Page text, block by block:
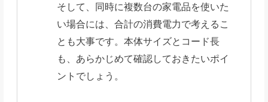
そして、同時に複数台の家電品を使いた
い場合には、合計の消費電力で考えるこ
とも大事です。本体サイズとコード長
も、あらかじめて確認しておきたいポイ
ントでしょう。